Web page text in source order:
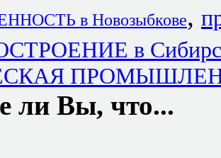
в Новозыбкове,
в
ли Вы, что...